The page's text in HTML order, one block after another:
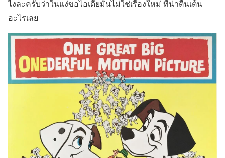
ไงละครับว่าในแง่ขอไอเดียมันไม่ใช่เรื่องใหม่ ที่น่าตื่นเต้น
อะไรเลย